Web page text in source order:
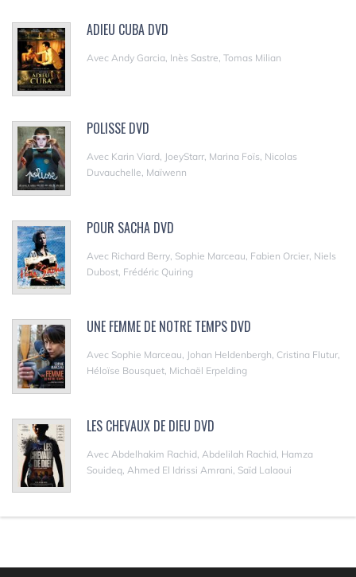
ADIEU CUBA DVD
Avec Andy Garcia, Inès Sastre, Tomas Milian
POLISSE DVD
Avec Karin Viard, JoeyStarr, Marina Foïs, Nicolas
Duvauchelle, Maïwenn
POUR SACHA DVD
Avec Richard Berry, Sophie Marceau, Fabien Orcier, Niels
Dubost, Frédéric Quiring
UNE FEMME DE NOTRE TEMPS DVD
Avec Sophie Marceau, Johan Heldenbergh, Cristina Flutur,
Héloïse Bousquet, Michaël Erpelding
LES CHEVAUX DE DIEU DVD
Avec Abdelhakim Rachid, Abdelilah Rachid, Hamza
Souideq, Ahmed El Idrissi Amrani, Saïd Lalaoui